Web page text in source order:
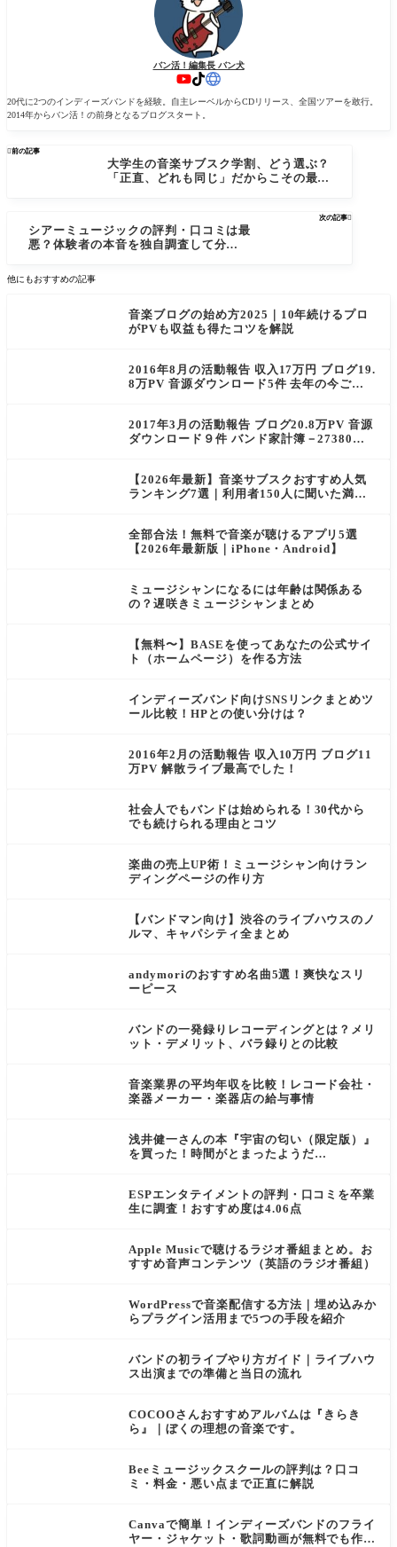
バン活！編集長 バン犬
20代に2つのインディーズバンドを経験。自主レーベルからCDリリース、全国ツアーを敢行。
2014年からバン活！の前身となるブログスタート。
前の記事
大学生の音楽サブスク学割、どう選ぶ？
「正直、どれも同じ」だからこその最適
次の記事
シアーミュージックの評判・口コミは最
悪？体験者の本音を独自調査して分かっ
他にもおすすめの記事
音楽ブログの始め方2025｜10年続けるプロ
がPVも収益も得たコツを解説
2016年8月の活動報告 収入17万円 ブログ19.
8万PV 音源ダウンロード5件 去年の今ごろ
2017年3月の活動報告 ブログ20.8万PV 音源
ダウンロード９件 バンド家計簿－27380円
【2026年最新】音楽サブスクおすすめ人気
ランキング7選｜利用者150人に聞いた満足
全部合法！無料で音楽が聴けるアプリ5選
【2026年最新版｜iPhone・Android】
ミュージシャンになるには年齢は関係ある
の？遅咲きミュージシャンまとめ
【無料〜】BASEを使ってあなたの公式サイ
ト（ホームページ）を作る方法
インディーズバンド向けSNSリンクまとめツ
ール比較！HPとの使い分けは？
2016年2月の活動報告 収入10万円 ブログ11
万PV 解散ライブ最高でした！
社会人でもバンドは始められる！30代から
でも続けられる理由とコツ
楽曲の売上UP術！ミュージシャン向けラン
ディングページの作り方
【バンドマン向け】渋谷のライブハウスのノ
ルマ、キャパシティ全まとめ
andymoriのおすすめ名曲5選！爽快なスリ
ーピース
バンドの一発録りレコーディングとは？メリ
ット・デメリット、バラ録りとの比較
音楽業界の平均年収を比較！レコード会社・
楽器メーカー・楽器店の給与事情
浅井健一さんの本『宇宙の匂い（限定版）』
を買った！時間がとまったようだ…
ESPエンタテイメントの評判・口コミを卒業
生に調査！おすすめ度は4.06点
Apple Musicで聴けるラジオ番組まとめ。お
すすめ音声コンテンツ（英語のラジオ番組）
WordPressで音楽配信する方法｜埋め込みか
らプラグイン活用まで5つの手段を紹介
バンドの初ライブやり方ガイド｜ライブハウ
ス出演までの準備と当日の流れ
COCOOさんおすすめアルバムは『きらき
ら』｜ぼくの理想の音楽です。
Beeミュージックスクールの評判は？口コ
ミ・料金・悪い点まで正直に解説
Canvaで簡単！インディーズバンドのフライ
ヤー・ジャケット・歌詞動画が無料でも作れ